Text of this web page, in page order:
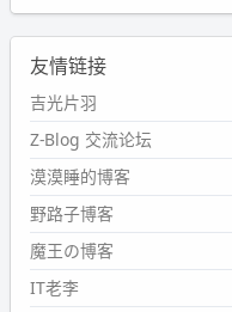
wdssmq
2024-09-11 08:45:43
#PubWord
然后天凉了，为了应对踢
会略窄。。
wdssmq
2024-09-09 19:43:00
#PubWord
表，21 年 11 月底发现 B
完，还是分两次看的。
电影 —— 略长的待办列表
友情链接
吉光片羽
Z-Blog 交流论坛
漠漠睡的博客
野路子博客
魔王の博客
IT老李